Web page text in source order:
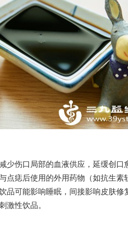
伤口局部的血液供应，延缓创口
点痣后使用的外用药物（如抗生素
品可能影响睡眠，间接影响皮肤修
激性饮品。